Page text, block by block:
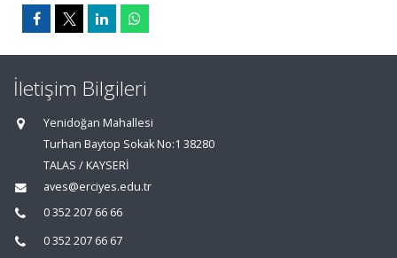
İletişim Bilgileri
Yenidoğan Mahallesi
Turhan Baytop Sokak No:1 38280
TALAS / KAYSERİ
aves@erciyes.edu.tr
0 352 207 66 66
0 352 207 66 67